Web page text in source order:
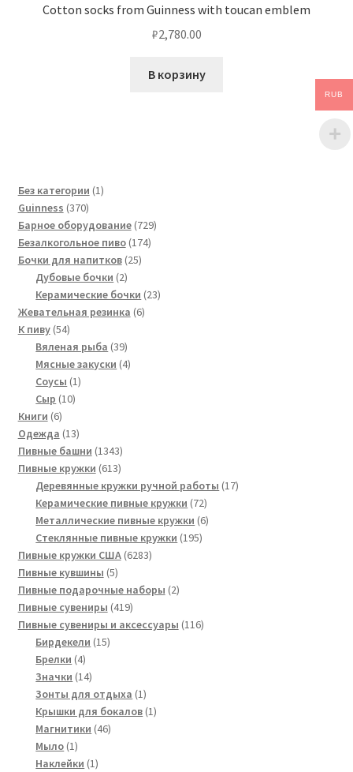
Cotton socks from Guinness with toucan emblem
₽2,780.00
В корзину
Без категории 11
Guinness 370370
товаров
Барное оборудование 729729
Безалкогольное пиво 174174
Бочки для напитков 2525
Дубовые бочки 22
товара
Керамические бочки 2323
Жевательная резинка 66
К пиву 5454
товара
Вяленая рыба 3939
товаров
Мясные закуски 44
Соусы 11
Сыр 1010
Книги 66
товаров
Одежда 1313
товаров
Пивные башни 13431343
товара
Пивные кружки 613613
товаров
Деревянные кружки ручной работы 1717
Керамические пивные кружки 7272
товара
Металлические пивные кружки 66
Стеклянные пивные кружки 195195
Пивные кружки США 62836283
Пивные кувшины 55
товаров
Пивные подарочные наборы 22
Пивные сувениры 419419
товаров
Пивные сувениры и аксессуары 116116
Бирдекели 1515
Брелки 44
товара
Значки 1414
товаров
Зонты для отдыха 11
товар
Крышки для бокалов 11
Магнитики 4646
Мыло 11
товар
Наклейки 11
RUB